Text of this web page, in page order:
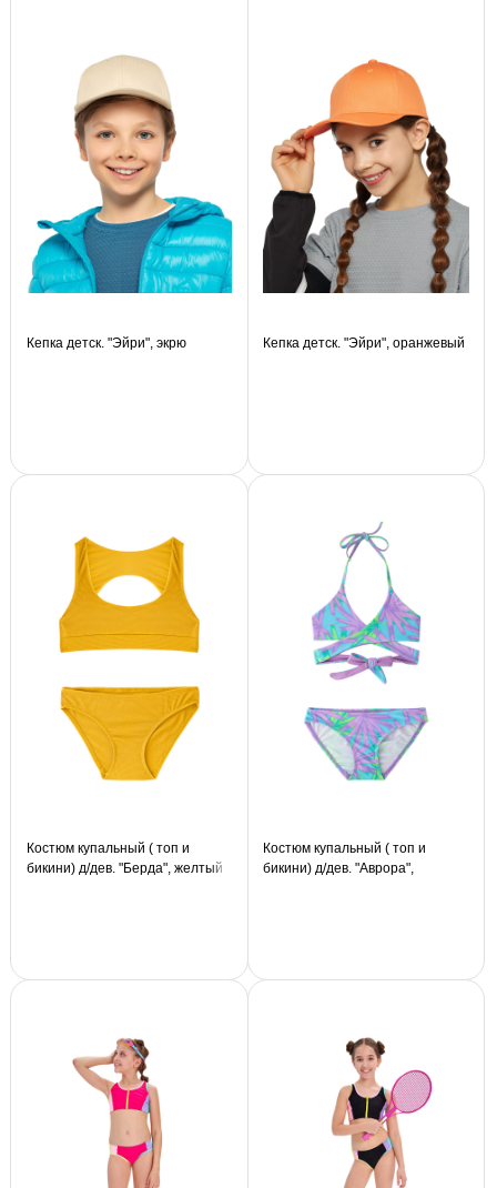
Кепка детск. "Эйри", экрю Кепка детск. "Эйри", оранжевый
Костюм купальный ( топ и
бикини) д/дев. "Берда", желтый
Костюм купальный ( топ и
бикини) д/дев. "Аврора",